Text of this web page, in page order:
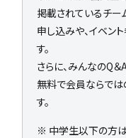
掲載されているチー
申し込みや、イベン
す。
さらに、みんなのQ
無料で会員ならでは
す。
※ 中学生以下の方は